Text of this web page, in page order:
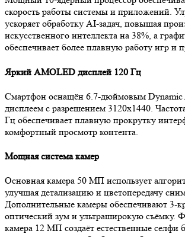
скорость работы системы и приложений.
ускоряет обработку AI-задач, повышая
искусственного интеллекта на 38%, а
обеспечивает более плавную работу игр и
Яркий AMOLED дисплей 120 Гц
Смартфон оснащён 6.7-дюймовым
дисплеем с разрешением 3120x1440.
Гц обеспечивает плавную прокрутку
комфортный просмотр контента.
Мощная система камер
Основная камера 50 МП использует
улучшая детализацию и цветопередачу
Дополнительные камеры обеспечивают 3-
оптический зум и ультраширокую съёмку.
камера 12 МП создаёт естественные селфи